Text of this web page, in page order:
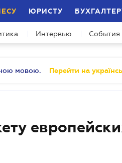
ЮРИСТУ
Интервью События
мовою. Перейти на